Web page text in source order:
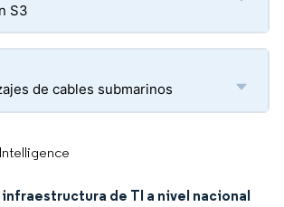
S3
de cables submarinos
infraestructura de TI a nivel nacional